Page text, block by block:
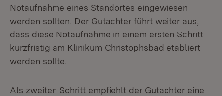
Notaufnahme eines Standortes eingewiesen
werden sollten. Der Gutachter führt weiter aus,
dass diese Notaufnahme in einem ersten Schritt
kurzfristig am Klinikum Christophsbad etabliert
werden sollte.
Als zweiten Schritt empfiehlt der Gutachter eine